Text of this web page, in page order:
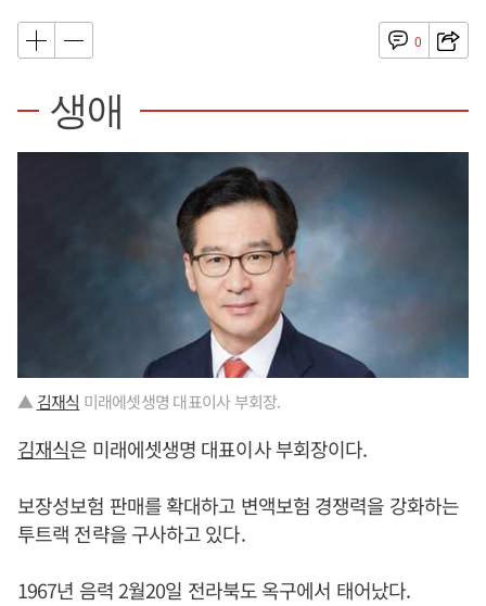
0
생애
▲ 김재식 미래에셋생명 대표이사 부회장.
김재식은 미래에셋생명 대표이사 부회장이다.
보장성보험 판매를 확대하고 변액보험 경쟁력을 강화하는
투트랙 전략을 구사하고 있다.
1967년 음력 2월20일 전라북도 옥구에서 태어났다.